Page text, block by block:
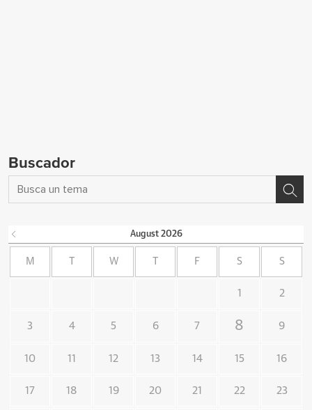
Buscador
August 2026
M W F S S
1 2
3 4 5 6 7 8 9
10 11 12 13 14 15 16
17 18 19 20 21 22 23